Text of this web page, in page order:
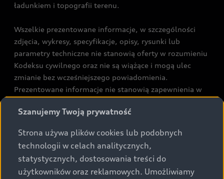
ładunkiem i topografii terenu.
Wszelkie prezentowane informacje, w szczególności
zdjęcia, wykresy, specyfikacje, opisy, rysunki lub
parametry techniczne nie stanowią oferty w rozumieniu
Kodeksu cywilnego oraz nie są wiążące i mogą ulec
zmianie bez wcześniejszego powiadomienia.
Prezentowane informacje nie stanowią zapewnienia w
43b ust. 2 pkt 2 lit. a-c Ustawy o prawach konsumenta.
Podane kwoty są rekomendowane i obejmują podatek
VAT (23%), chyba że inaczej zaznaczono.
Audi zastrzega sobie możliwość wprowadzenia zmian w
Szanujemy Twoją prywatność
Strona używa plików cookies lub podobnych
technologii w celach analitycznych,
statystycznych, dostosowania treści do
użytkowników oraz reklamowych. Umożliwiamy